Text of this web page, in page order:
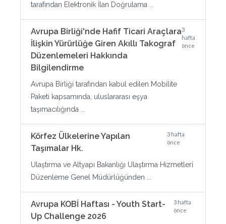
tarafından Elektronik İlan Doğrulama ...
Avrupa Birliği'nde Hafif Ticari Araçlara
İlişkin Yürürlüğe Giren Akıllı Takograf
Düzenlemeleri Hakkında
Bilgilendirme
3
hafta
önce
Avrupa Birliği tarafından kabul edilen Mobilite
Paketi kapsamında, uluslararası eşya
taşımacılığında ...
Körfez Ülkelerine Yapılan
Taşımalar Hk.
3 hafta
önce
Ulaştırma ve Altyapı Bakanlığı Ulaştırma Hizmetleri
Düzenleme Genel Müdürlüğünden ...
Avrupa KOBİ Haftası - Youth Start-
Up Challenge 2026
3 hafta
önce